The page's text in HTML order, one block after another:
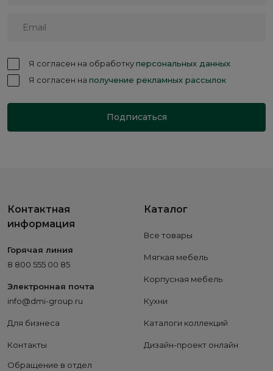
Я согласен на обработкуперсональных данных
Я согласен на получение рекламных рассылок
Подписаться
Контактная
информация
Горячая линия
8 800 555 00 85
Электронная почта
info@dmi-group.ru
Для бизнеса
Контакты
Обращение в отдел
Каталог
Все товары
Мягкая мебель
Корпусная мебель
Кухни
Каталоги коллекций
Дизайн-проект онлайн